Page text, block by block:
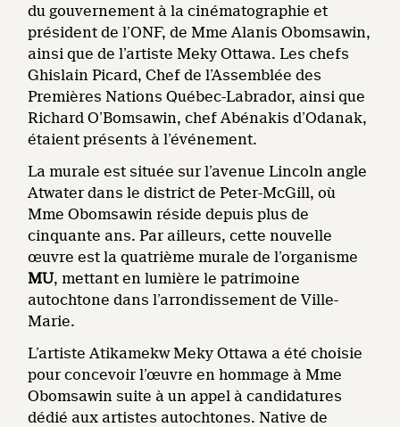
du gouvernement à la cinématographie et
président de l’ONF, de Mme Alanis Obomsawin,
ainsi que de l’artiste Meky Ottawa. Les chefs
Ghislain Picard, Chef de l’Assemblée des
Premières Nations Québec-Labrador, ainsi que
Richard O’Bomsawin, chef Abénakis d’Odanak,
étaient présents à l’événement.
La murale est située sur l’avenue Lincoln angle
Atwater dans le district de Peter-McGill, où
Mme Obomsawin réside depuis plus de
cinquante ans. Par ailleurs, cette nouvelle
œuvre est la quatrième murale de l’organisme
MU, mettant en lumière le patrimoine
autochtone dans l’arrondissement de Ville-
Marie.
L’artiste Atikamekw Meky Ottawa a été choisie
pour concevoir l’œuvre en hommage à Mme
Obomsawin suite à un appel à candidatures
dédié aux artistes autochtones. Native de